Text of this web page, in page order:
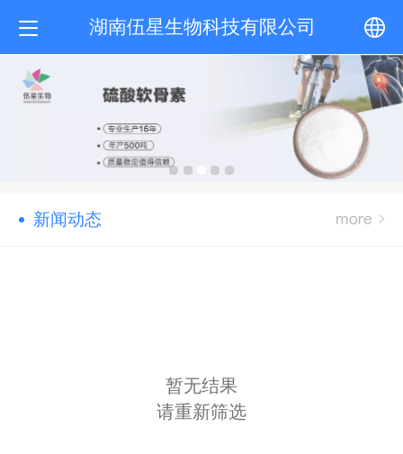
湖南伍星生物科技有限公司
中文
English
新闻动态
暂无结果
请重新筛选